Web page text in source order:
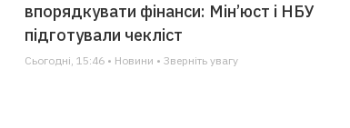
впорядкувати фінанси: Мін’юст і НБУ
підготували чекліст
Сьогодні, 15:46 • Новини • Зверніть увагу